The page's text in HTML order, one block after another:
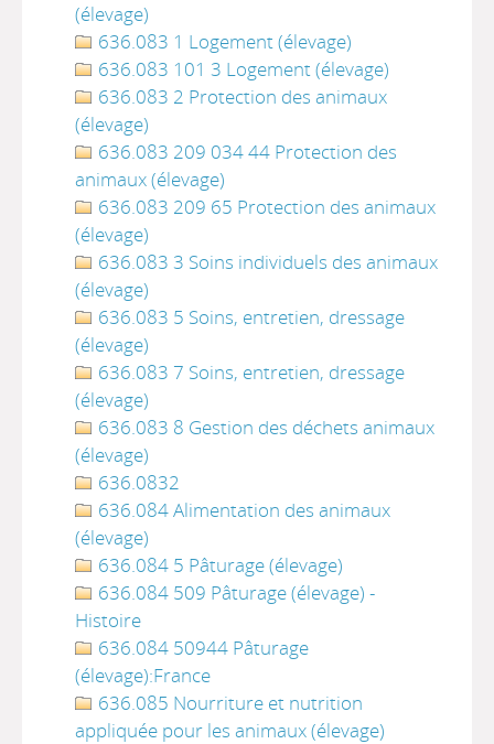
(élevage)
636.083 1 Logement (élevage)
636.083 101 3 Logement (élevage)
636.083 2 Protection des animaux
(élevage)
636.083 209 034 44 Protection des
animaux (élevage)
636.083 209 65 Protection des animaux
(élevage)
636.083 3 Soins individuels des animaux
(élevage)
636.083 5 Soins, entretien, dressage
(élevage)
636.083 7 Soins, entretien, dressage
(élevage)
636.083 8 Gestion des déchets animaux
(élevage)
636.0832
636.084 Alimentation des animaux
(élevage)
636.084 5 Pâturage (élevage)
636.084 509 Pâturage (élevage) -
Histoire
636.084 50944 Pâturage
(élevage):France
636.085 Nourriture et nutrition
appliquée pour les animaux (élevage)